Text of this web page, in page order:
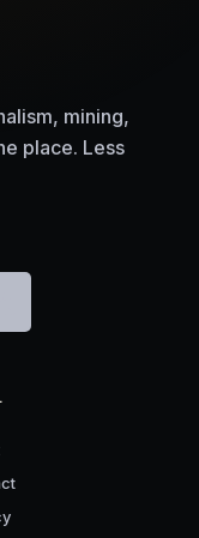
mining,
place. Less